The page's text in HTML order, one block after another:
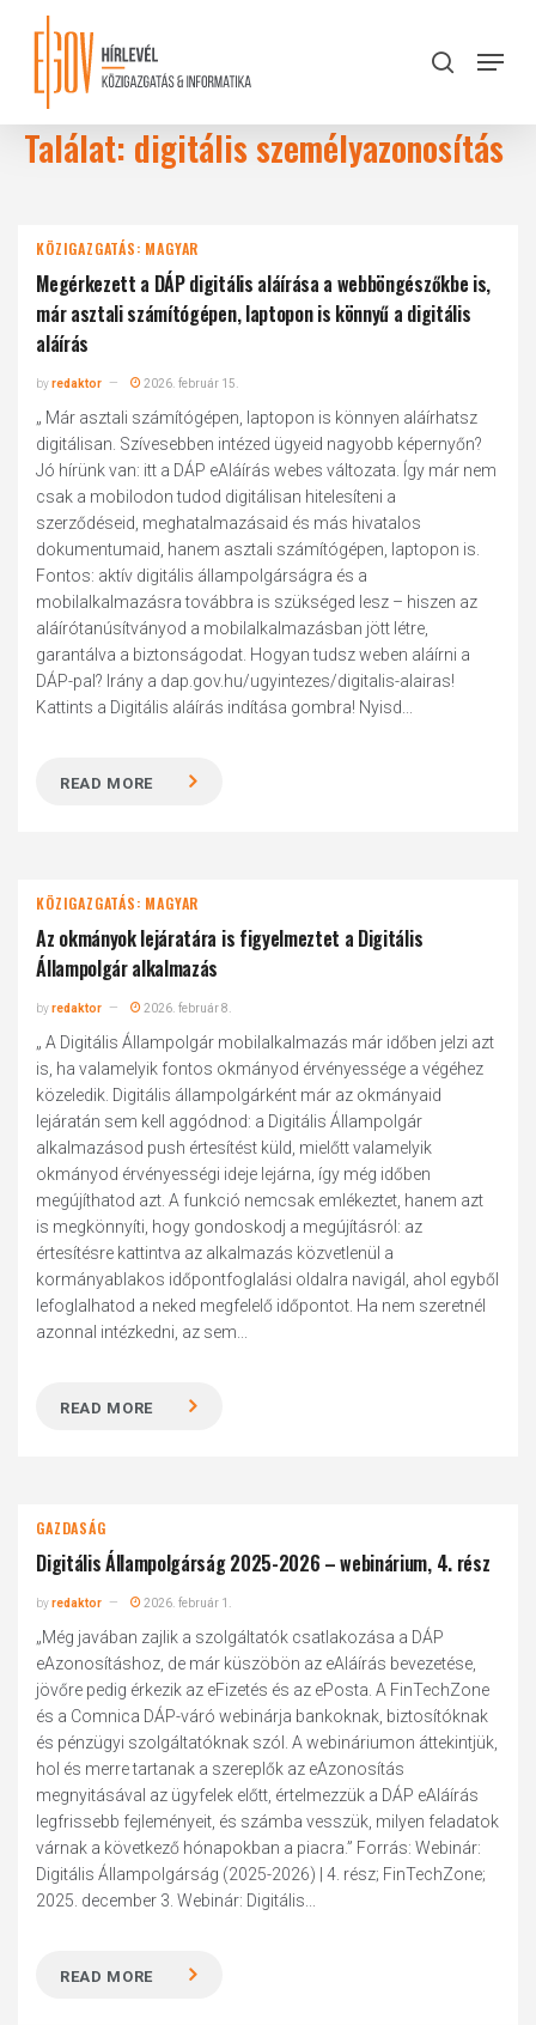
content
search
Menu
Találat: digitális személyazonosítás
KÖZIGAZGATÁS: MAGYAR
Megérkezett a DÁP digitális aláírása a webböngészőkbe is,
már asztali számítógépen, laptopon is könnyű a digitális
aláírás
byredaktor 2026. február 15.
„ Már asztali számítógépen, laptopon is könnyen aláírhatsz
digitálisan. Szívesebben intézed ügyeid nagyobb képernyőn?
Jó hírünk van: itt a DÁP eAláírás webes változata. Így már nem
csak a mobilodon tudod digitálisan hitelesíteni a
szerződéseid, meghatalmazásaid és más hivatalos
dokumentumaid, hanem asztali számítógépen, laptopon is.
Fontos: aktív digitális állampolgárságra és a
mobilalkalmazásra továbbra is szükséged lesz – hiszen az
aláírótanúsítványod a mobilalkalmazásban jött létre,
garantálva a biztonságodat. Hogyan tudsz weben aláírni a
DÁP-pal? Irány a dap.gov.hu/ugyintezes/digitalis-alairas!
Kattints a Digitális aláírás indítása gombra! Nyisd...
READ MORE
KÖZIGAZGATÁS: MAGYAR
Az okmányok lejáratára is figyelmeztet a Digitális
Állampolgár alkalmazás
byredaktor 2026. február 8.
„ A Digitális Állampolgár mobilalkalmazás már időben jelzi azt
is, ha valamelyik fontos okmányod érvényessége a végéhez
közeledik. Digitális állampolgárként már az okmányaid
lejáratán sem kell aggódnod: a Digitális Állampolgár
alkalmazásod push értesítést küld, mielőtt valamelyik
okmányod érvényességi ideje lejárna, így még időben
megújíthatod azt. A funkció nemcsak emlékeztet, hanem azt
is megkönnyíti, hogy gondoskodj a megújításról: az
értesítésre kattintva az alkalmazás közvetlenül a
kormányablakos időpontfoglalási oldalra navigál, ahol egyből
lefoglalhatod a neked megfelelő időpontot. Ha nem szeretnél
azonnal intézkedni, az sem...
READ MORE
GAZDASÁG
Digitális Állampolgárság 2025-2026 – webinárium, 4. rész
byredaktor 2026. február 1.
„Még javában zajlik a szolgáltatók csatlakozása a DÁP
eAzonosításhoz, de már küszöbön az eAláírás bevezetése,
jövőre pedig érkezik az eFizetés és az ePosta. A FinTechZone
és a Comnica DÁP-váró webinárja bankoknak, biztosítóknak
és pénzügyi szolgáltatóknak szól. A webináriumon áttekintjük,
hol és merre tartanak a szereplők az eAzonosítás
megnyitásával az ügyfelek előtt, értelmezzük a DÁP eAláírás
legfrissebb fejleményeit, és számba vesszük, milyen feladatok
várnak a következő hónapokban a piacra.” Forrás: Webinár:
Digitális Állampolgárság (2025-2026) | 4. rész; FinTechZone;
2025. december 3. Webinár: Digitális...
READ MORE
Close